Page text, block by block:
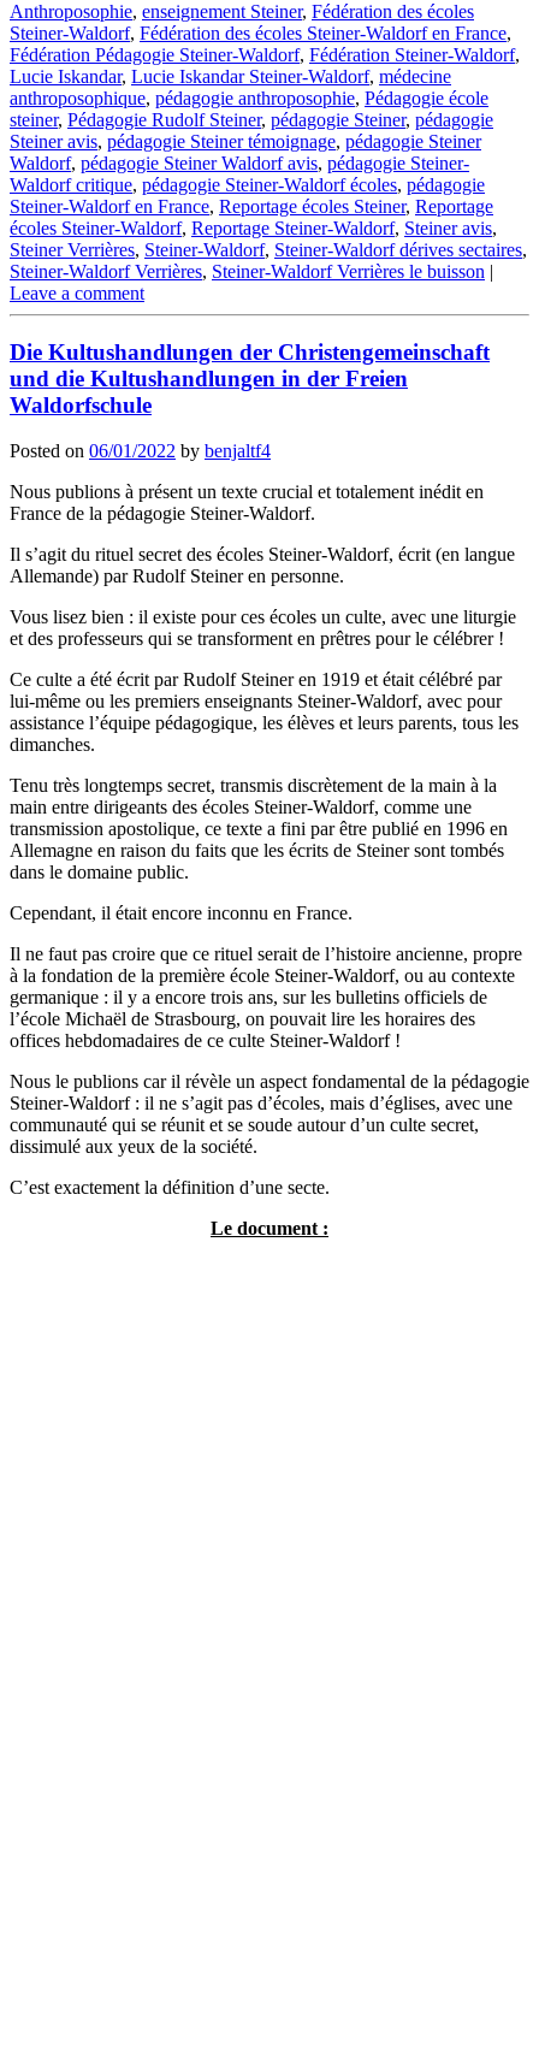
Anthroposophie, enseignement Steiner, Fédération des écoles
Steiner-Waldorf, Fédération des écoles Steiner-Waldorf en France,
Fédération Pédagogie Steiner-Waldorf, Fédération Steiner-Waldorf,
Lucie Iskandar, Lucie Iskandar Steiner-Waldorf, médecine
anthroposophique, pédagogie anthroposophie, Pédagogie école
steiner, Pédagogie Rudolf Steiner, pédagogie Steiner, pédagogie
Steiner avis, pédagogie Steiner témoignage, pédagogie Steiner
Waldorf, pédagogie Steiner Waldorf avis, pédagogie Steiner-
Waldorf critique, pédagogie Steiner-Waldorf écoles, pédagogie
Steiner-Waldorf en France, Reportage écoles Steiner, Reportage
écoles Steiner-Waldorf, Reportage Steiner-Waldorf, Steiner avis,
Steiner Verrières, Steiner-Waldorf, Steiner-Waldorf dérives sectaires,
Steiner-Waldorf Verrières, Steiner-Waldorf Verrières le buisson |
Leave a comment
Die Kultushandlungen der Christengemeinschaft
und die Kultushandlungen in der Freien
Waldorfschule
Posted on 06/01/2022 by benjaltf4
Nous publions à présent un texte crucial et totalement inédit en
France de la pédagogie Steiner-Waldorf.
Il s’agit du rituel secret des écoles Steiner-Waldorf, écrit (en langue
Allemande) par Rudolf Steiner en personne.
Vous lisez bien : il existe pour ces écoles un culte, avec une liturgie
et des professeurs qui se transforment en prêtres pour le célébrer !
Ce culte a été écrit par Rudolf Steiner en 1919 et était célébré par
lui-même ou les premiers enseignants Steiner-Waldorf, avec pour
assistance l’équipe pédagogique, les élèves et leurs parents, tous les
dimanches.
Tenu très longtemps secret, transmis discrètement de la main à la
main entre dirigeants des écoles Steiner-Waldorf, comme une
transmission apostolique, ce texte a fini par être publié en 1996 en
Allemagne en raison du faits que les écrits de Steiner sont tombés
dans le domaine public.
Cependant, il était encore inconnu en France.
Il ne faut pas croire que ce rituel serait de l’histoire ancienne, propre
à la fondation de la première école Steiner-Waldorf, ou au contexte
germanique : il y a encore trois ans, sur les bulletins officiels de
l’école Michaël de Strasbourg, on pouvait lire les horaires des
offices hebdomadaires de ce culte Steiner-Waldorf !
Nous le publions car il révèle un aspect fondamental de la pédagogie
Steiner-Waldorf : il ne s’agit pas d’écoles, mais d’églises, avec une
communauté qui se réunit et se soude autour d’un culte secret,
dissimulé aux yeux de la société.
C’est exactement la définition d’une secte.
Le document :